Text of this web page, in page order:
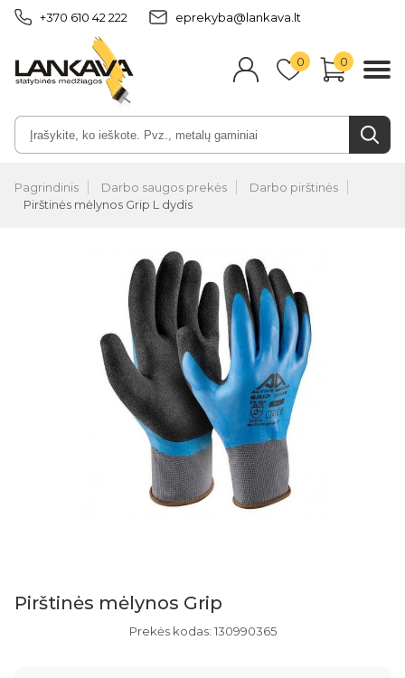
+370 610 42 222 eprekyba@lankava.lt
0 0
Pagrindinis Darbo saugos prekės
Darbo pirštinės
Pirštinės mėlynos Grip L dydis
Pirštinės mėlynos Grip
Prekės kodas: 130990365